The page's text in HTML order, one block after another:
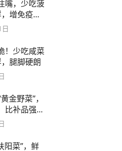
嘴，少吃菠
增免疫走
！少吃咸菜
腿脚硬朗
金野菜”，
比补品强多
阳菜”，鲜